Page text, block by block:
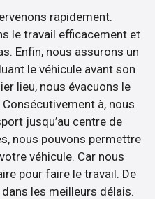
rapidement.
le travail efficacement et
Enfin, nous assurons un
le véhicule avant son
lieu, nous évacuons le
à, nous
jusqu’au centre de
nous pouvons permettre
véhicule. Car nous
pour faire le travail. De
les meilleurs délais.